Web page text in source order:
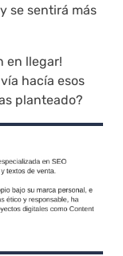
se sentirá más
en llegar!
hacía esos
planteado?